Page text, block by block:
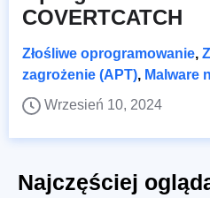
COVERTCATCH
Złośliwe oprogramowanie,
zagrożenie (APT), Malware
Wrzesień 10, 2024
Najczęściej